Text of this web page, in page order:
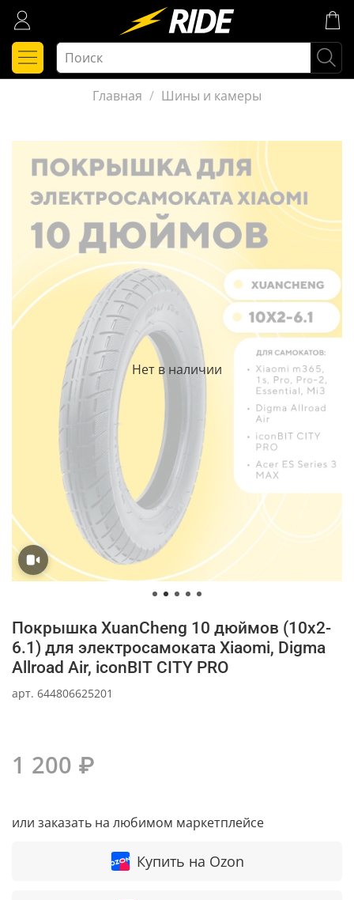
Главная Шины и камеры
Нет в наличии
арт. 644806625201
Покрышка XuanCheng 10 дюймов (10x2-
6.1) для электросамоката Xiaomi, Digma
Allroad Air, iconBIT CITY PRO
1 200 ₽
или заказать на любимом маркетплейсе
Купить на Ozon